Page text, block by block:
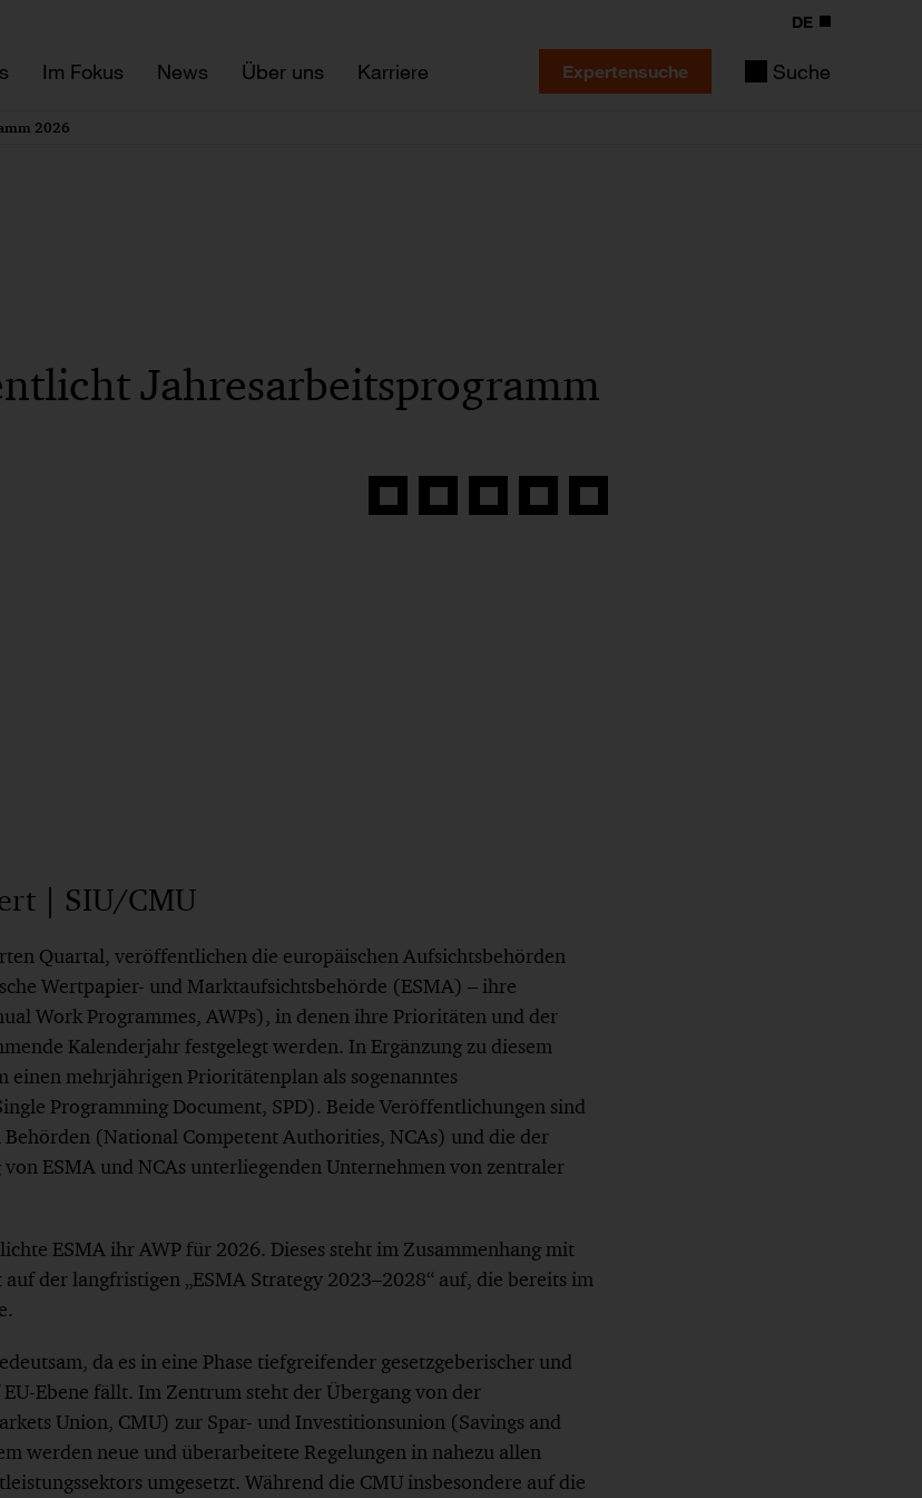
Im Fokus News Über uns Karriere
DE
Expertensuche Suche
2026
Jahresarbeitsprogramm
Auf
Auf
Auf
Auf
Link
| SIU/CMU
Quartal, veröffentlichen die europäischen Aufsichtsbehörden
Wertpapier- und Marktaufsichtsbehörde (ESMA) – ihre
Work Programmes, AWPs), in denen ihre Prioritäten und der
Kalenderjahr festgelegt werden. In Ergänzung zu diesem
einen mehrjährigen Prioritätenplan als sogenanntes
Programming Document, SPD). Beide Veröffentlichungen sind
(National Competent Authorities, NCAs) und die der
ESMA und NCAs unterliegenden Unternehmen von zentraler
ESMA ihr AWP für 2026. Dieses steht im Zusammenhang mit
der langfristigen „ESMA Strategy 2023–2028“ auf, die bereits im
da es in eine Phase tiefgreifender gesetzgeberischer und
Ebene fällt. Im Zentrum steht der Übergang von der
Union, CMU) zur Spar- und Investitionsunion (Savings and
werden neue und überarbeitete Regelungen in nahezu allen
umgesetzt. Während die CMU insbesondere auf die